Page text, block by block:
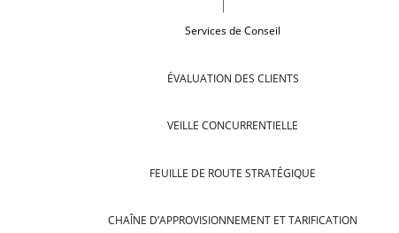
Services de Conseil
ÉVALUATION DES CLIENTS
VEILLE CONCURRENTIELLE
FEUILLE DE ROUTE STRATÉGIQUE
CHAÎNE D’APPROVISIONNEMENT ET TARIFICATION